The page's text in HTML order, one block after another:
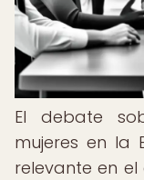
El debate
mujeres en la
relevante en